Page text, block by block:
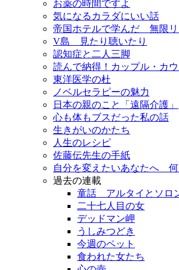
お薬の時間ですよ
気になるカラダにいい話
帝国ホテルで学んだ 無限
V島 見たり聴いたり
認知症と二人三脚
読んで納得！カップル・カ
東洋医学の杜
ノベルセラピーの魅力
日本の親のこと「遠隔介護」
心も体もブスだった私の話
生きがいのかたち
人生のレシピ
佐藤伝先生の手紙
自分を変えたいあなたへ
過去の連載
童話 アルタイとソロ
二十七人目の女
デッドマン岬
うしみつどき
今週のペット
食われた女たち